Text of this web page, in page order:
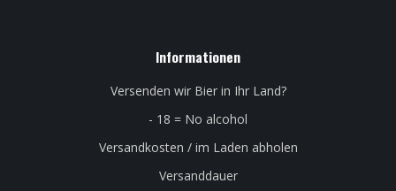
Informationen
Versenden wir Bier in Ihr Land?
- 18 = No alcohol
Versandkosten / im Laden abholen
Versanddauer